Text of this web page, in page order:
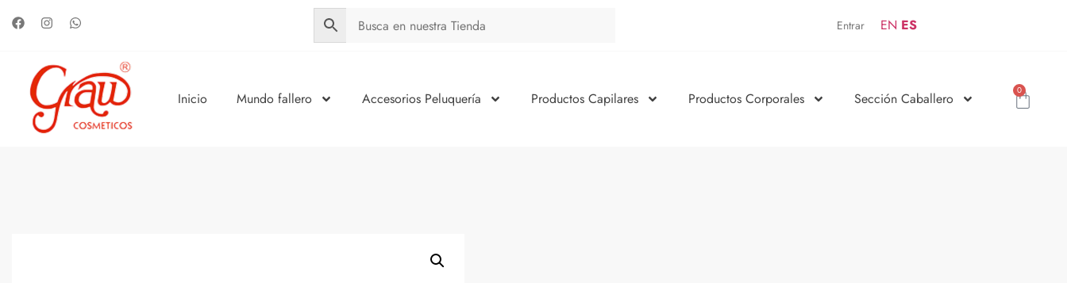
Entrar EN ES
Inicio Mundo fallero Accesorios Peluquería Productos Capilares Productos Corporales Sección Caballero 0